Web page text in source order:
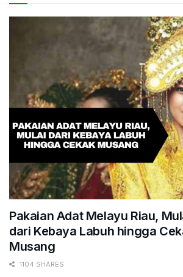
Pakaian Adat Melayu Riau,
dari Kebaya Labuh hingga
Musang
1104 SHARES